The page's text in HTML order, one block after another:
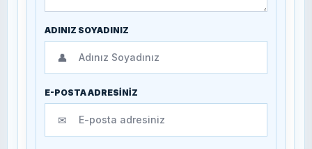
ADINIZ SOYADINIZ
👤
E-POSTA ADRESİNİZ
✉